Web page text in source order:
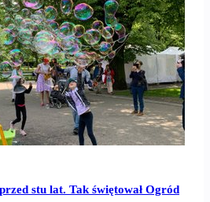
stu lat. Tak świętował Ogród